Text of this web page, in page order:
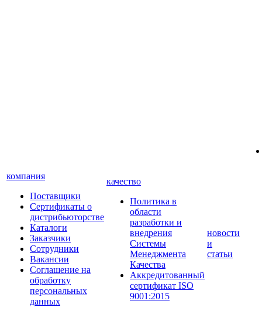
компания
Поставщики
Сертификаты о
дистрибьюторстве
Каталоги
Заказчики
Сотрудники
Вакансии
Соглашение на
обработку
персональных
данных
качество
Политика в
области
разработки и
внедрения
Системы
Менеджмента
Качества
Аккредитованный
сертификат ISO
9001:2015
новости
и
статьи